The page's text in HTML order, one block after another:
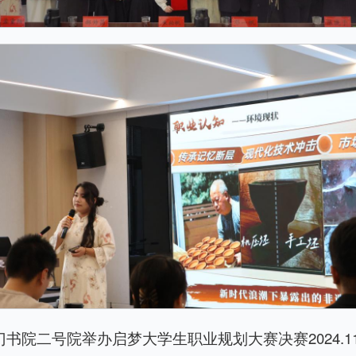
书院二号院举办启梦大学生职业规划大赛决赛